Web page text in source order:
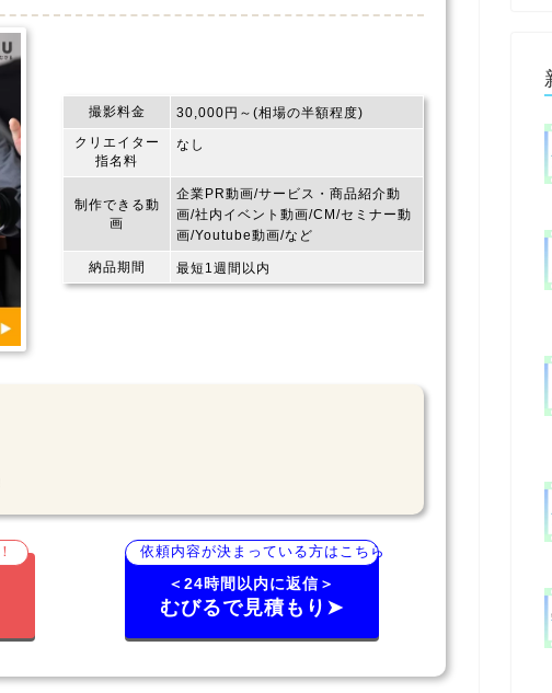
撮影料金
30,000円～(相場の半額程度)
クリエイター
指名料
なし
制作できる動
画
企業PR動画/サービス・商品紹介動
画/社内イベント動画/CM/セミナー動
画/Youtube動画/など
納品期間 最短1週間以内
依頼内容が決まっている方はこちら
＜24時間以内に返信＞
むびるで見積もり➤